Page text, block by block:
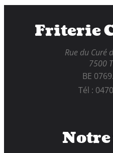
Friterie
Rue du Curé
7500
BE
Tél :